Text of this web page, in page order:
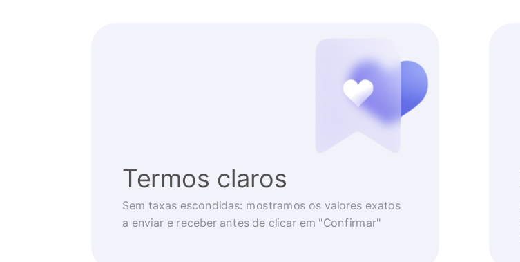
Termos claros
Sem taxas escondidas: mostramos os valores exatos
a enviar e receber antes de clicar em "Confirmar"